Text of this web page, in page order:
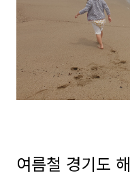
여름철 경기도